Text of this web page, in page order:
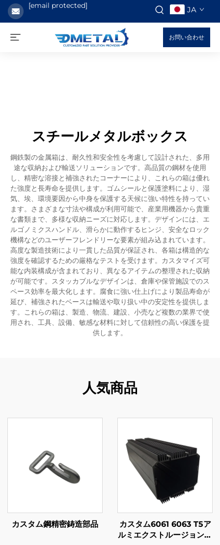
[email protected] JA
お問い合わせ
スチールメタルボックス
鋼鉄製の金属箱は、耐久性和安全性を考慮して設計された、多用
途な収納および輸送ソリューションです。高品質の鋼材を使用
し、精密な溶接と補強されたコーナーにより、これらの箱は優れ
た強度と長寿命を提供します。ゴムシールと保護塗料により、湿
気、埃、環境要因から中身を保護する天候に強い特性を持ってい
ます。さまざまな寸法や構成が利用可能で、産業用機器から貴重
な書類まで、多様な収納ニーズに対応します。デザインには、エ
ルゴノミクスハンドル、滑らかに動作するヒンジ、安全なロック
機構などのユーザーフレンドリーな要素が組み込まれています。
高度な製造技術により一貫した品質が保証され、各箱は構造的な
強度を確認するための厳格なテストを受けます。カスタマイズ可
能な内装構成が含まれており、異なるアイテムの整理された収納
が可能です。スタッカブルなデザインは、倉庫や保管施設でのス
ペース効率を最大化します。腐食に強い仕上げにより製品寿命が
延び、補強されたベースは輸送や取り扱い中の安定性を提供しま
す。これらの箱は、製造、物流、建設、小売など複数の業界で使
用され、工具、設備、敏感な材料に対して信頼性の高い保護を提
供します。
人気商品
カスタム鋼精密鋳造部品
カスタム6061 6063 T5ア
ルミエクストルージョンプ